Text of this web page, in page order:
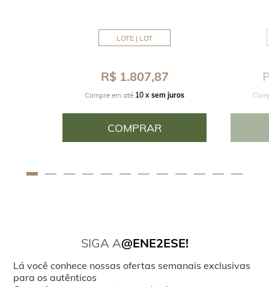
LOTE | LOT
R$ 1.807,87
Compre em até 10 x sem juros
COMPRAR
SIGA A@ENE2ESE!
Lá você conhece nossas ofertas semanais exclusivas
para os autênticos